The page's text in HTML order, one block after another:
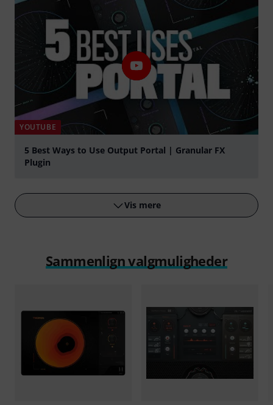
YOUTUBE
5 Best Ways to Use Output Portal | Granular FX
Plugin
Vis mere
Sammenlign valgmuligheder